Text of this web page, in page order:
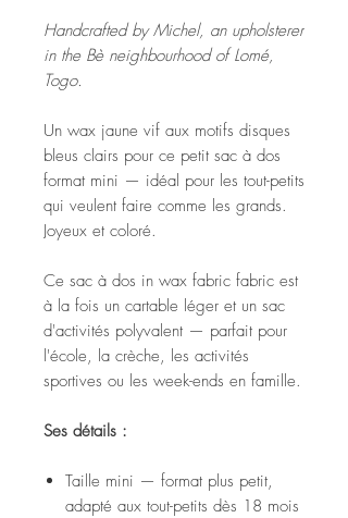
Handcrafted by Michel, an upholsterer
in the Bè neighbourhood of Lomé,
Togo.
Un wax jaune vif aux motifs disques
bleus clairs pour ce petit sac à dos
format mini — idéal pour les tout-petits
qui veulent faire comme les grands.
Joyeux et coloré.
Ce sac à dos in wax fabric fabric est
à la fois un cartable léger et un sac
d'activités polyvalent — parfait pour
l'école, la crèche, les activités
sportives ou les week-ends en famille.
Ses détails :
Taille mini — format plus petit,
adapté aux tout-petits dès 18 mois